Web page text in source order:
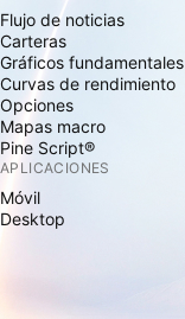
Flujo de noticias
Carteras
Gráficos fundamentales
Curvas de rendimiento
Opciones
Mapas macro
Pine Script®
APLICACIONES
Móvil
Desktop